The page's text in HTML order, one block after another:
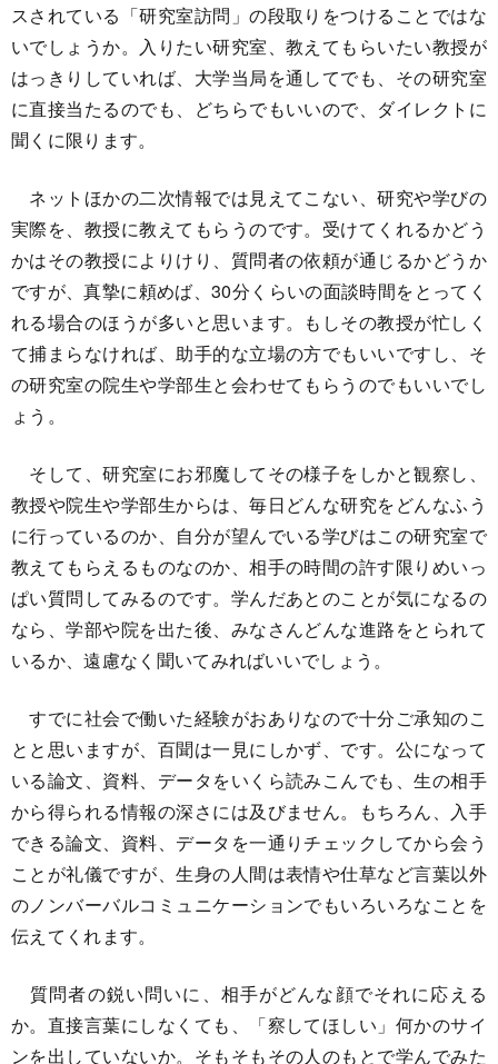
スされている「研究室訪問」の段取りをつけることではな
いでしょうか。入りたい研究室、教えてもらいたい教授が
はっきりしていれば、大学当局を通してでも、その研究室
に直接当たるのでも、どちらでもいいので、ダイレクトに
聞くに限ります。
ネットほかの二次情報では見えてこない、研究や学びの
実際を、教授に教えてもらうのです。受けてくれるかどう
かはその教授によりけり、質問者の依頼が通じるかどうか
ですが、真摯に頼めば、30分くらいの面談時間をとってく
れる場合のほうが多いと思います。もしその教授が忙しく
て捕まらなければ、助手的な立場の方でもいいですし、そ
の研究室の院生や学部生と会わせてもらうのでもいいでし
ょう。
そして、研究室にお邪魔してその様子をしかと観察し、
教授や院生や学部生からは、毎日どんな研究をどんなふう
に行っているのか、自分が望んでいる学びはこの研究室で
教えてもらえるものなのか、相手の時間の許す限りめいっ
ぱい質問してみるのです。学んだあとのことが気になるの
なら、学部や院を出た後、みなさんどんな進路をとられて
いるか、遠慮なく聞いてみればいいでしょう。
すでに社会で働いた経験がおありなので十分ご承知のこ
とと思いますが、百聞は一見にしかず、です。公になって
いる論文、資料、データをいくら読みこんでも、生の相手
から得られる情報の深さには及びません。もちろん、入手
できる論文、資料、データを一通りチェックしてから会う
ことが礼儀ですが、生身の人間は表情や仕草など言葉以外
のノンバーバルコミュニケーションでもいろいろなことを
伝えてくれます。
質問者の鋭い問いに、相手がどんな顔でそれに応える
か。直接言葉にしなくても、「察してほしい」何かのサイ
ンを出していないか。そもそもその人のもとで学んでみた